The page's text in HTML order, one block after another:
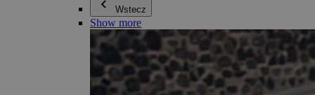
Wstecz
Show more